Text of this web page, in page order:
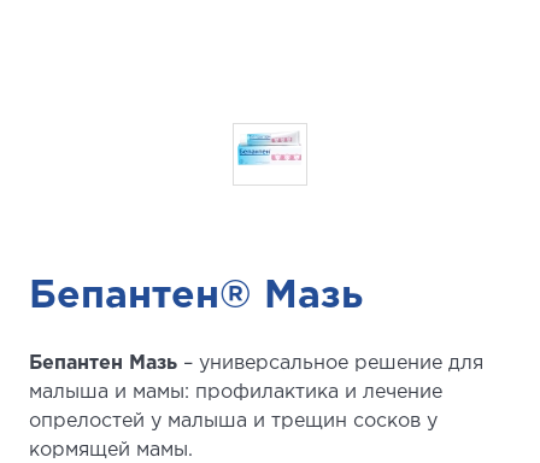
Бепантен® Мазь
Бепантен Мазь – универсальное решение для
малыша и мамы: профилактика и лечение
опрелостей у малыша и трещин сосков у
кормящей мамы.